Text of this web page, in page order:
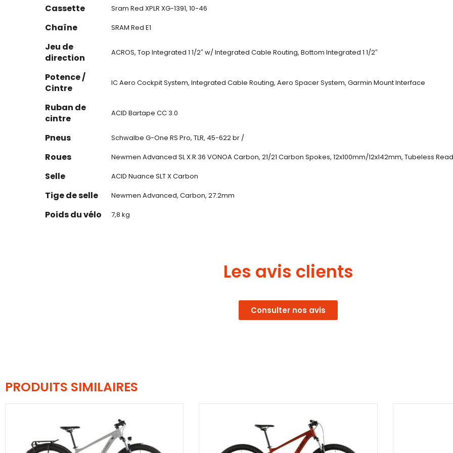
Cassette Sram Red XPLR XG-1391, 10-46
Chaîne SRAM Red E1
Jeu de
direction
ACROS, Top Integrated 1 1/2″ w/ Integrated Cable Routing, Bottom Integrated 1 1/2″
Potence /
Cintre
IC Aero Cockpit System, Integrated Cable Routing, Aero Spacer System, Garmin Mount Interface
Ruban de
cintre
ACID Bartape CC 3.0
Pneus Schwalbe G-One RS Pro, TLR, 45-622 br /
Roues Newmen Advanced SL X.R.36 VONOA Carbon, 21/21 Carbon Spokes, 12x100mm/12x142mm, Tubeless
Selle ACID Nuance SLT X Carbon
Tige de selle Newmen Advanced, Carbon, 27.2mm
Poids du vélo 7,8 kg
Les avis clients
Consulter nos avis
PRODUITS SIMILAIRES